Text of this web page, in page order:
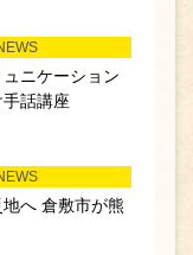
ニケーション
話講座
へ 倉敷市が熊